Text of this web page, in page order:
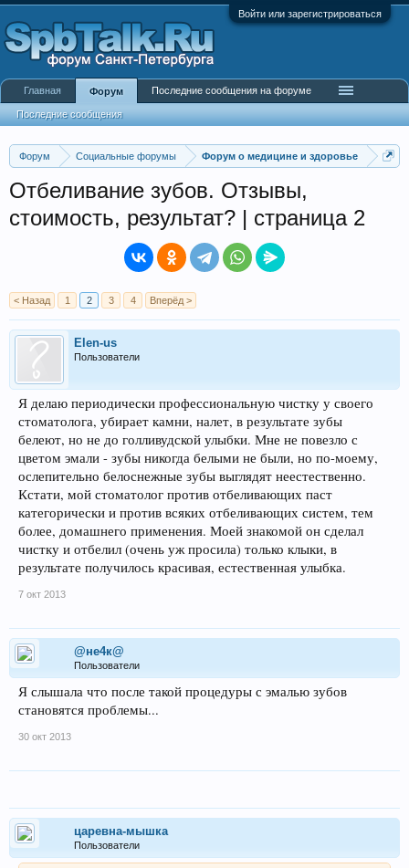
Войти или зарегистрироваться
Форум Социальные форумы Форум о медицине и здоровье
Отбеливание зубов. Отзывы,
стоимость, результат? | страница 2
< Назад 1 2 3 4 Вперёд >
Elen-us
Пользователи
Я делаю периодически профессиональную чистку у своего
стоматолога, убирает камни, налет, в результате зубы
белеют, но не до голливудской улыбки. Мне не повезло с
цветом эмали - зубы никогда белыми не были, но по-моему,
ослепительно белоснежные зубы выглядят неестественно.
Кстати, мой стоматолог против отбеливающих паст
категорически и против всяких отбеливающих систем, тем
более, домашнего применения. Моей знакомой он сделал
чистку и отбелил (очень уж просила) только клыки, в
результате получилось красивая, естественная улыбка.
7 окт 2013
@не4к@
Пользователи
Я слышала что после такой процедуры с эмалью зубов
становятся проблемы...
30 окт 2013
царевна-мышка
Пользователи
Главная Форум
Последние сообщения
Последние сообщения на форуме